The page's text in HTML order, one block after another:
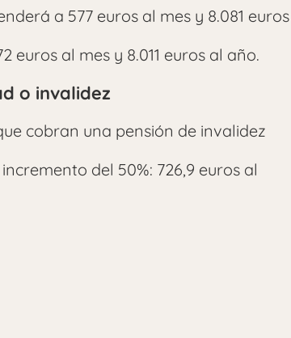
a 577 euros al mes y 8.081 euros
euros al mes y 8.011 euros al año.
o invalidez
cobran una pensión de invalidez
del 50%: 726,9 euros al